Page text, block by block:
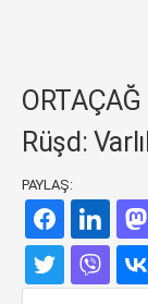
Rüşd:
PAYLAŞ: